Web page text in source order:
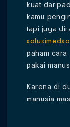
kuat
kamu
tapi juga
paham cara
pakai
Karena di
manusia